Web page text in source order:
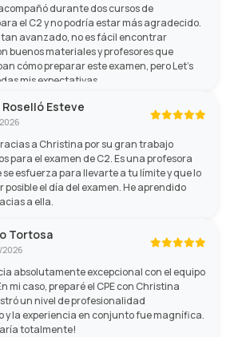
durante dos cursos de
el C2 y no podría estar más agradecido.
tan avanzado, no es fácil encontrar
buenos materiales y profesores que
cómo preparar este examen, pero Let's
mis expectativas.
Roselló Esteve
a Christina por su gran trabajo
para el examen de C2. Es una profesora
esfuerza para llevarte a tu límite y que lo
posible el día del examen. He aprendido
a ella.
Tortosa
absolutamente excepcional con el equipo
mi caso, preparé el CPE con Christina
un nivel de profesionalidad
y la experiencia en conjunto fue magnífica.
totalmente!